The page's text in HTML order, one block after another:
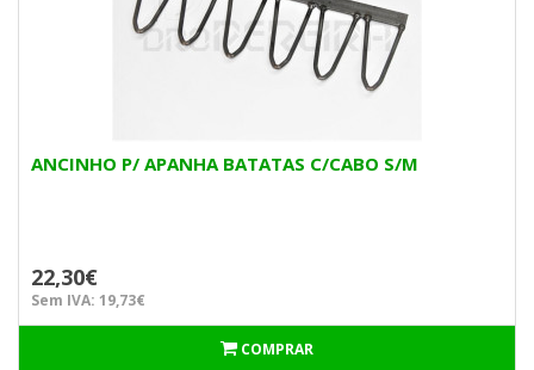
ANCINHO P/ APANHA BATATAS C/CABO S/M
22,30€
Sem IVA: 19,73€
COMPRAR